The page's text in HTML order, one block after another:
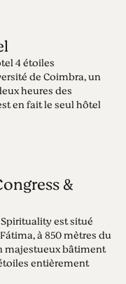
4 étoiles
de Coimbra, un
heures des
en fait le seul hôtel
&
est situé
à 850 mètres du
majestueux bâtiment
entièrement